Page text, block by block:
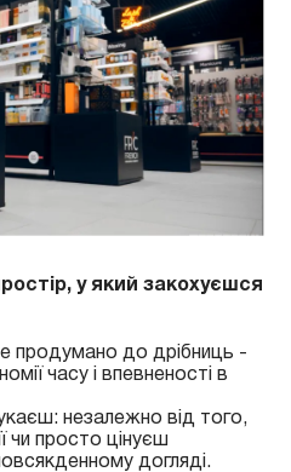
у який закохуєшся
продумано до дрібниць -
часу і впевненості в
незалежно від того,
чи просто цінуєш
догляді.